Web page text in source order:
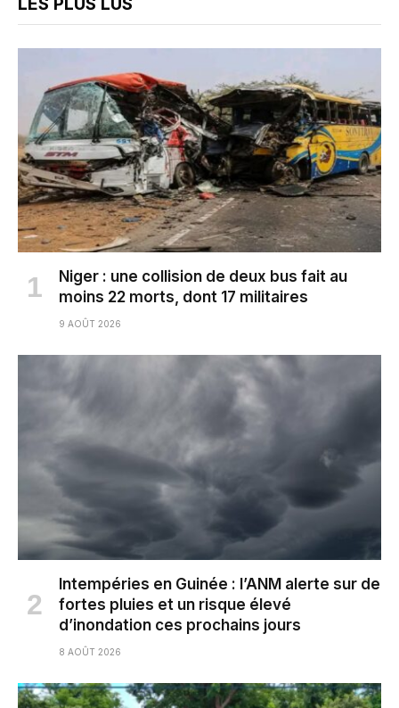
Niger : une collision de deux bus fait au
moins 22 morts, dont 17 militaires
9 AOÛT 2026
Intempéries en Guinée : l’ANM alerte sur de
fortes pluies et un risque élevé
d’inondation ces prochains jours
8 AOÛT 2026